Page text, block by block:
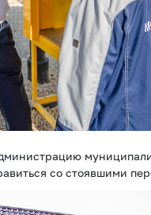
со стоявшими